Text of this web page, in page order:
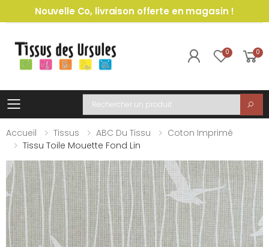
Nouvelle Co, livraison offerte en magasin !
0 0
Toggle mobile menu
Recherche
Accueil
Tissus ABC Du Tissu
Coton Imprimé
Tissu Toile Mouette Fond Lin